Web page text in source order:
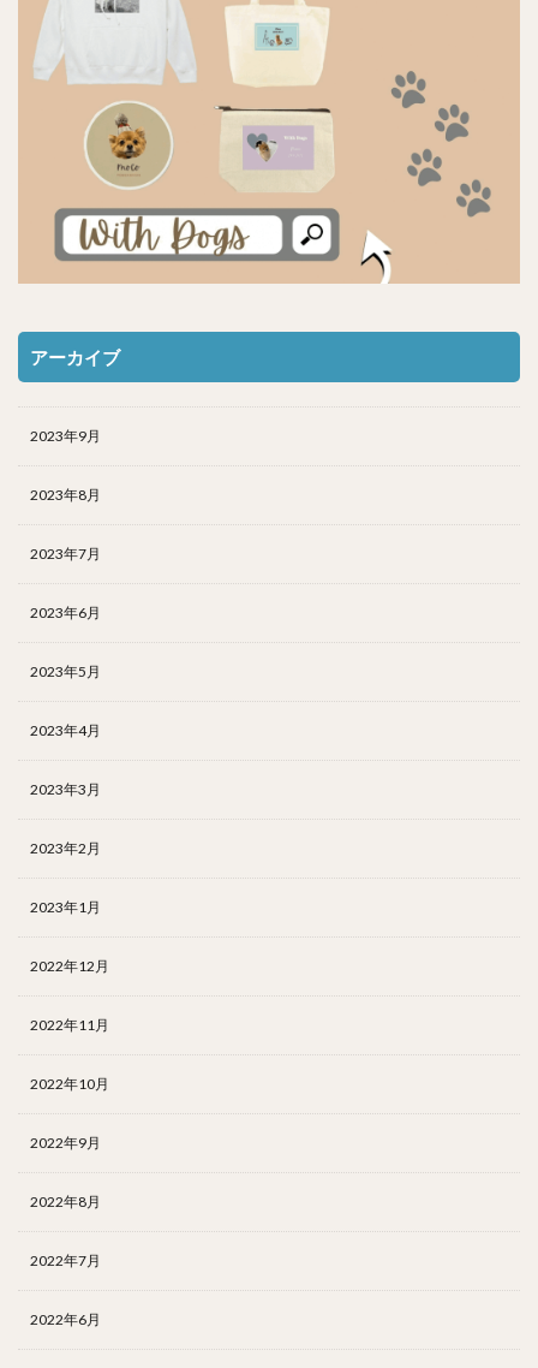
アーカイブ
2023年9月
2023年8月
2023年7月
2023年6月
2023年5月
2023年4月
2023年3月
2023年2月
2023年1月
2022年12月
2022年11月
2022年10月
2022年9月
2022年8月
2022年7月
2022年6月